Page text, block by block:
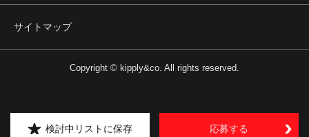
検討中リストに保存 応募する
サイトマップ
Copyright © kipply&co. All rights reserved.